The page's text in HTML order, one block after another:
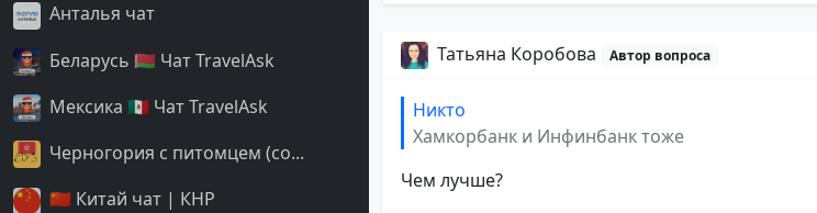
Анталья чат
Беларусь 🇧🇾 Чат TravelAsk
Мексика 🇲🇽 Чат TravelAsk
Черногория с питомцем (со...
🇨🇳 Китай чат | КНР
Татьяна Коробова Автор вопроса
Никто
Хамкорбанк и Инфинбанк тоже
Чем лучше?